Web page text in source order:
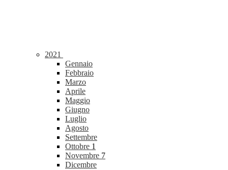
2021
Gennaio
Febbraio
Marzo
Aprile
Maggio
Giugno
Luglio
Agosto
Settembre
Ottobre 1
Novembre 7
Dicembre